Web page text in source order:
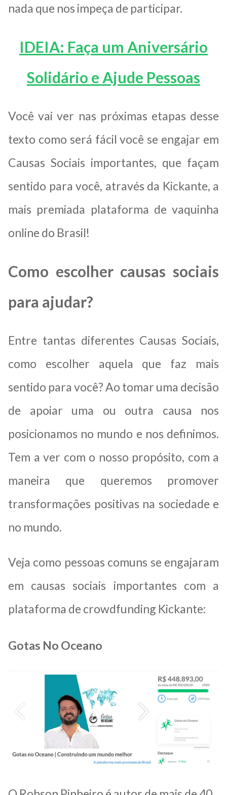
nada que nos impeça de participar.
IDEIA: Faça um Aniversário
Solidário e Ajude Pessoas
Você vai ver nas próximas etapas desse
texto como será fácil você se engajar em
Causas Sociais importantes, que façam
sentido para você, através da Kickante, a
mais premiada plataforma de vaquinha
online do Brasil!
Como escolher causas sociais
para ajudar?
Entre tantas diferentes Causas Sociais,
como escolher aquela que faz mais
sentido para você? Ao tomar uma decisão
de apoiar uma ou outra causa nos
posicionamos no mundo e nos definimos.
Tem a ver com o nosso propósito, com a
maneira que queremos promover
transformações positivas na sociedade e
no mundo.
Veja como pessoas comuns se engajaram
em causas sociais importantes com a
plataforma de crowdfunding Kickante:
Gotas No Oceano